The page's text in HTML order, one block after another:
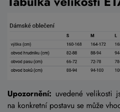
Upozornění: uvedené velikosti
na konkretní postavu se může